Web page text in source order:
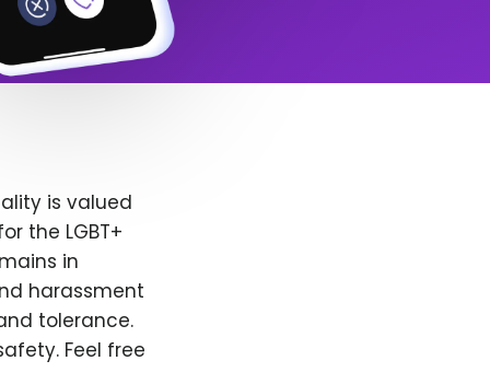
is valued
the LGBT+
in
harassment
tolerance.
Feel free